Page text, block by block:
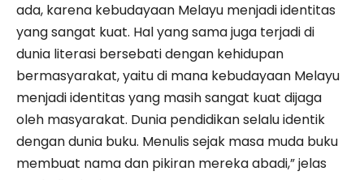
ada, karena kebudayaan Melayu menjadi identitas
yang sangat kuat. Hal yang sama juga terjadi di
dunia literasi bersebati dengan kehidupan
bermasyarakat, yaitu di mana kebudayaan Melayu
menjadi identitas yang masih sangat kuat dijaga
oleh masyarakat. Dunia pendidikan selalu identik
dengan dunia buku. Menulis sejak masa muda buku
membuat nama dan pikiran mereka abadi,” jelas